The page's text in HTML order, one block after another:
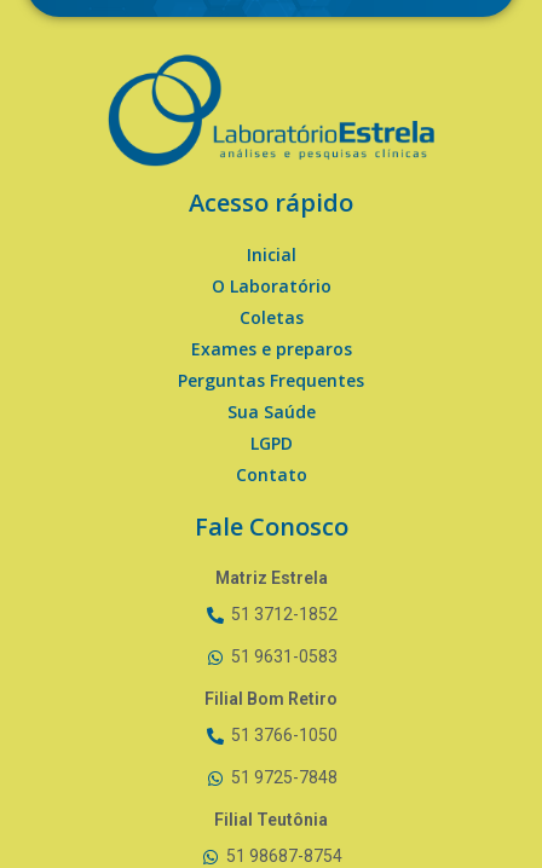
Acesso rápido
Inicial
O Laboratório
Coletas
Exames e preparos
Perguntas Frequentes
Sua Saúde
LGPD
Contato
Fale Conosco
Matriz Estrela
51 3712-1852
51 9631-0583
Filial Bom Retiro
51 3766-1050
51 9725-7848
Filial Teutônia
51 98687-8754